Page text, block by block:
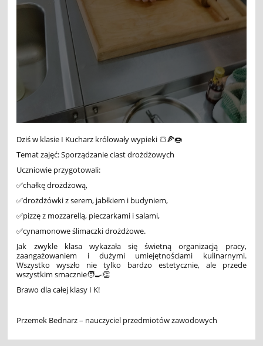
Dziś w klasie I Kucharz królowały wypieki 🍞🍕🍩
Temat zajęć: Sporządzanie ciast drożdżowych
Uczniowie przygotowali:
✅chałkę drożdżową,
✅drożdżówki z serem, jabłkiem i budyniem,
✅pizzę z mozzarellą, pieczarkami i salami,
✅cynamonowe ślimaczki drożdżowe.
Jak zwykle klasa wykazała się świetną organizacją pracy,
zaangażowaniem i dużymi umiejętnościami kulinarnymi.
Wszystko wyszło nie tylko bardzo estetycznie, ale przede
wszystkim smacznie🧑‍🍳👏
Brawo dla całej klasy I K!
Przemek Bednarz – nauczyciel przedmiotów zawodowych